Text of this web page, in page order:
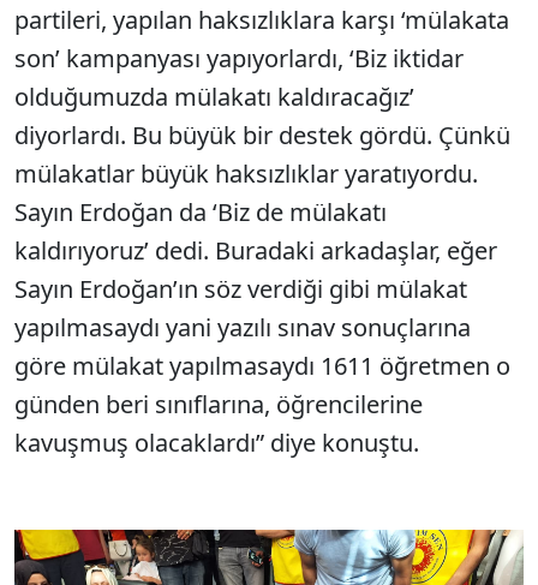
partileri, yapılan haksızlıklara karşı ‘mülakata
son’ kampanyası yapıyorlardı, ‘Biz iktidar
olduğumuzda mülakatı kaldıracağız’
diyorlardı. Bu büyük bir destek gördü. Çünkü
mülakatlar büyük haksızlıklar yaratıyordu.
Sayın Erdoğan da ‘Biz de mülakatı
kaldırıyoruz’ dedi. Buradaki arkadaşlar, eğer
Sayın Erdoğan’ın söz verdiği gibi mülakat
yapılmasaydı yani yazılı sınav sonuçlarına
göre mülakat yapılmasaydı 1611 öğretmen o
günden beri sınıflarına, öğrencilerine
kavuşmuş olacaklardı” diye konuştu.